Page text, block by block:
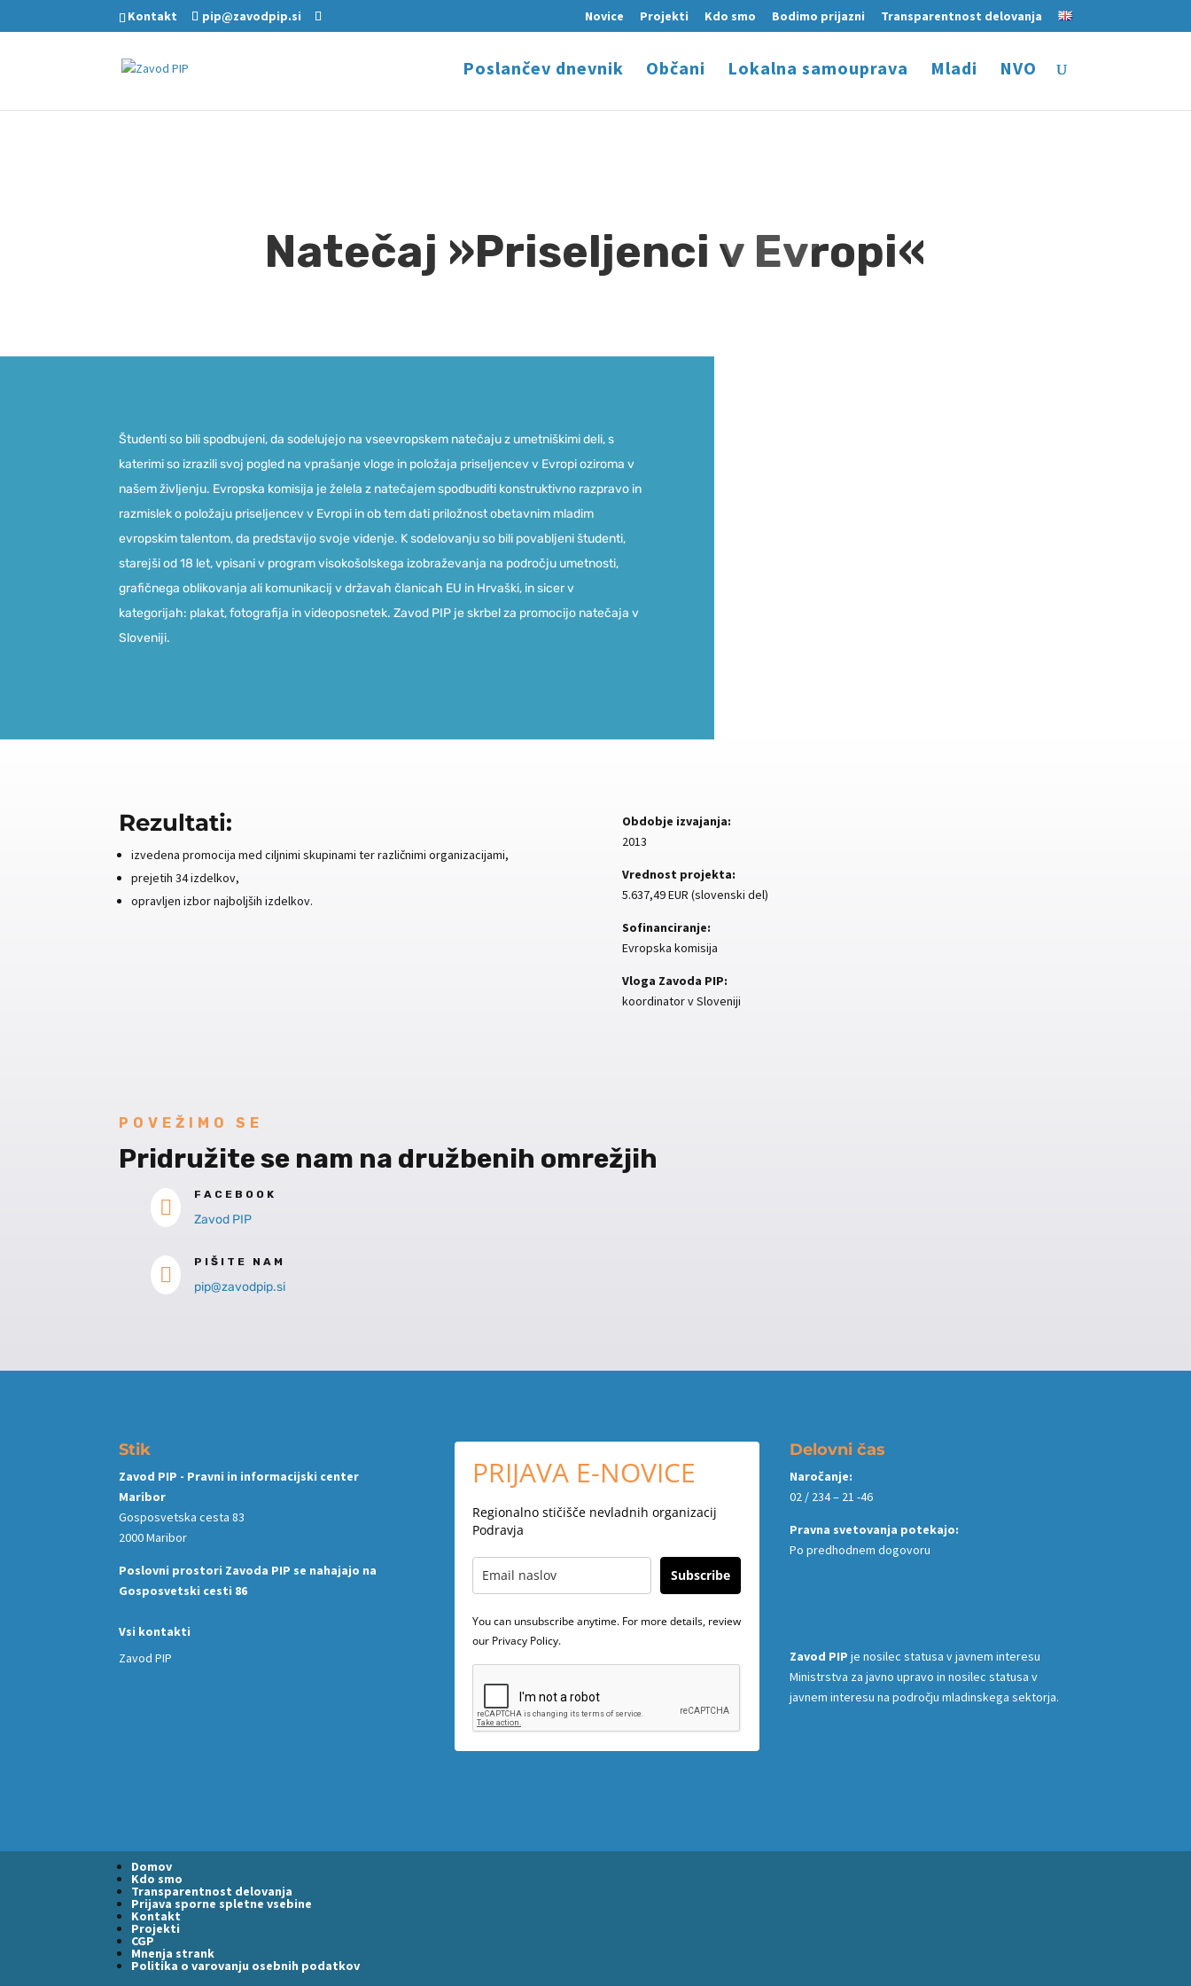
Kontakt pip@zavodpip.si Novice Projekti Kdo smo Bodimo prijazni Transparentnost delovanja
Poslančev dnevnik Občani Lokalna samouprava Mladi NVO
Natečaj »Priseljenci v Evropi«
Študenti so bili spodbujeni, da sodelujejo na vseevropskem natečaju z umetniškimi deli, s
katerimi so izrazili svoj pogled na vprašanje vloge in položaja priseljencev v Evropi oziroma v
našem življenju. Evropska komisija je želela z natečajem spodbuditi konstruktivno razpravo in
razmislek o položaju priseljencev v Evropi in ob tem dati priložnost obetavnim mladim
evropskim talentom, da predstavijo svoje videnje. K sodelovanju so bili povabljeni študenti,
starejši od 18 let, vpisani v program visokošolskega izobraževanja na področju umetnosti,
grafičnega oblikovanja ali komunikacij v državah članicah EU in Hrvaški, in sicer v
kategorijah: plakat, fotografija in videoposnetek. Zavod PIP je skrbel za promocijo natečaja v
Sloveniji.
Rezultati:
izvedena promocija med ciljnimi skupinami ter različnimi organizacijami,
prejetih 34 izdelkov,
opravljen izbor najboljših izdelkov.
Obdobje izvajanja:
2013
Vrednost projekta:
5.637,49 EUR (slovenski del)
Sofinanciranje:
Evropska komisija
Vloga Zavoda PIP:
koordinator v Sloveniji
POVEŽIMO SE
Pridružite se nam na družbenih omrežjih

FACEBOOK
Zavod PIP

PIŠITE NAM
pip@zavodpip.si
Stik
Zavod PIP - Pravni in informacijski center
Maribor
Gosposvetska cesta 83
2000 Maribor
Poslovni prostori Zavoda PIP se nahajajo na
Gosposvetski cesti 86
Vsi kontakti
Zavod PIP
PRIJAVA E-NOVICE
Regionalno stičišče nevladnih organizacij
Podravja
Subscribe
You can unsubscribe anytime. For more details, review
our Privacy Policy.
Delovni čas
Naročanje:
02 / 234 – 21 -46
Pravna svetovanja potekajo:
Po predhodnem dogovoru
Zavod PIP je nosilec statusa v javnem interesu
Ministrstva za javno upravo in nosilec statusa v
javnem interesu na področju mladinskega sektorja.
Domov
Kdo smo
Transparentnost delovanja
Prijava sporne spletne vsebine
Kontakt
Projekti
CGP
Mnenja strank
Politika o varovanju osebnih podatkov